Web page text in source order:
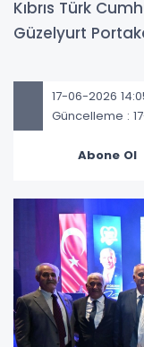
Kıbrıs Türk
Güzelyurt
17-06-2026
Güncelleme :
Abone Ol